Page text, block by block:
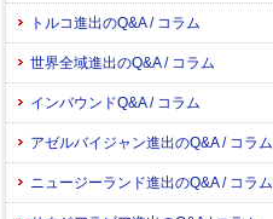
トルコ進出のQ&A / コラム
世界全域進出のQ&A / コラム
インバウンドQ&A / コラム
アゼルバイジャン進出のQ&A / コラム
ニュージーランド進出のQ&A / コラム